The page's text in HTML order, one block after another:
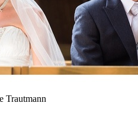
Trautmann